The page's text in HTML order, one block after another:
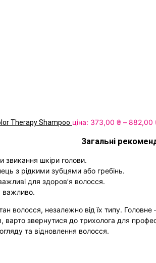
Therapy Shampoo ціна: 373,00 ₴ – 882,00
Загальні
звикання шкіри голови.
з рідкими зубцями або гребінь.
для здоров’я волосся.
важливо.
незалежно від їх типу. Головне
звернутися до трихолога для
та відновлення волосся.